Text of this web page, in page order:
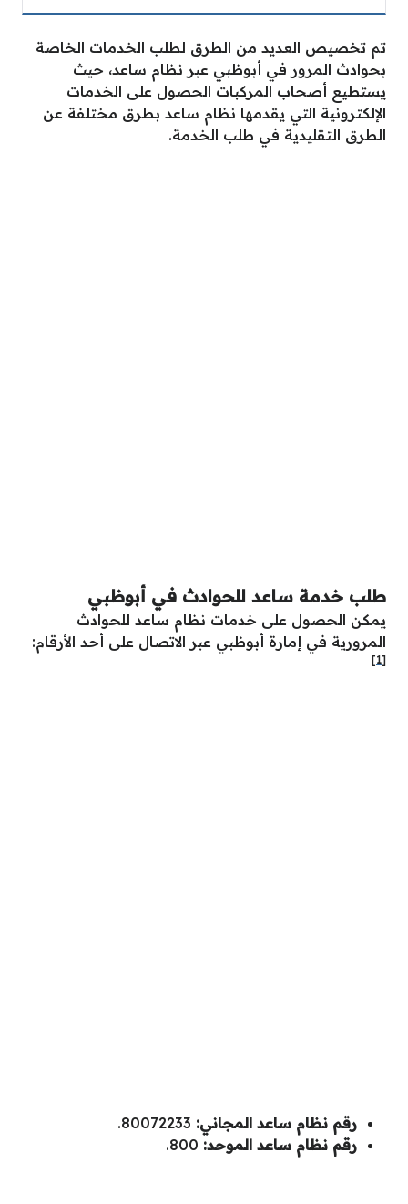
تم تخصيص العديد من الطرق لطلب الخدمات الخاصة
بحوادث المرور في أبوظبي عبر نظام ساعد، حيث
يستطيع أصحاب المركبات الحصول على الخدمات
الإلكترونية التي يقدمها نظام ساعد بطرق مختلفة عن
الطرق التقليدية في طلب الخدمة.
طلب خدمة ساعد للحوادث في أبوظبي
يمكن الحصول على خدمات نظام ساعد للحوادث
المرورية في إمارة أبوظبي عبر الاتصال على أحد الأرقام:
[1]
رقم نظام ساعد المجاني:
رقم نظام ساعد الموحد: